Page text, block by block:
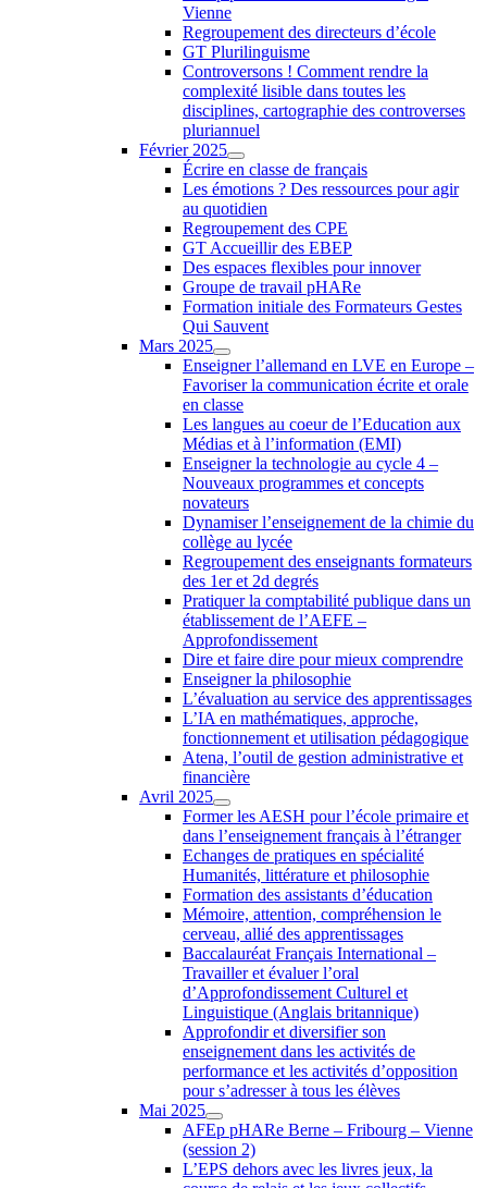
Vienne
Regroupement des directeurs d’école
GT Plurilinguisme
Controversons ! Comment rendre la
complexité lisible dans toutes les
disciplines, cartographie des controverses
pluriannuel
Février 2025
Écrire en classe de français
Les émotions ? Des ressources pour agir
au quotidien
Regroupement des CPE
GT Accueillir des EBEP
Des espaces flexibles pour innover
Groupe de travail pHARe
Formation initiale des Formateurs Gestes
Qui Sauvent
Mars 2025
Enseigner l’allemand en LVE en Europe –
Favoriser la communication écrite et orale
en classe
Les langues au coeur de l’Education aux
Médias et à l’information (EMI)
Enseigner la technologie au cycle 4 –
Nouveaux programmes et concepts
novateurs
Dynamiser l’enseignement de la chimie du
collège au lycée
Regroupement des enseignants formateurs
des 1er et 2d degrés
Pratiquer la comptabilité publique dans un
établissement de l’AEFE –
Approfondissement
Dire et faire dire pour mieux comprendre
Enseigner la philosophie
L’évaluation au service des apprentissages
L’IA en mathématiques, approche,
fonctionnement et utilisation pédagogique
Atena, l’outil de gestion administrative et
financière
Avril 2025
Former les AESH pour l’école primaire et
dans l’enseignement français à l’étranger
Echanges de pratiques en spécialité
Humanités, littérature et philosophie
Formation des assistants d’éducation
Mémoire, attention, compréhension le
cerveau, allié des apprentissages
Baccalauréat Français International –
Travailler et évaluer l’oral
d’Approfondissement Culturel et
Linguistique (Anglais britannique)
Approfondir et diversifier son
enseignement dans les activités de
performance et les activités d’opposition
pour s’adresser à tous les élèves
Mai 2025
AFEp pHARe Berne – Fribourg – Vienne
(session 2)
L’EPS dehors avec les livres jeux, la